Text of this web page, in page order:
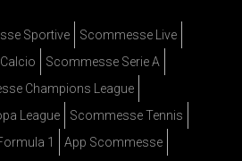
Sportive
Scommesse Live
Scommesse Serie A
Champions League
League
Scommesse Tennis
1
App Scommesse